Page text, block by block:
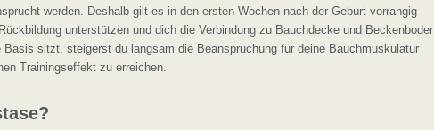
werden. Deshalb gilt es in den ersten Wochen nach der Geburt vorrangig
unterstützen und dich die Verbindung zu Bauchdecke und
sitzt, steigerst du langsam die Beanspruchung für deine Bauchmuskulatur
Trainingseffekt zu erreichen.